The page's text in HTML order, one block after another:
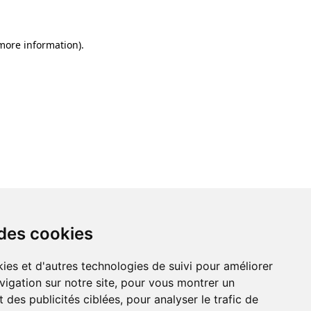
cookies
et d'autres technologies de suivi pour améliorer
sur notre site, pour vous montrer un
des publicités ciblées, pour analyser le trafic de
information).